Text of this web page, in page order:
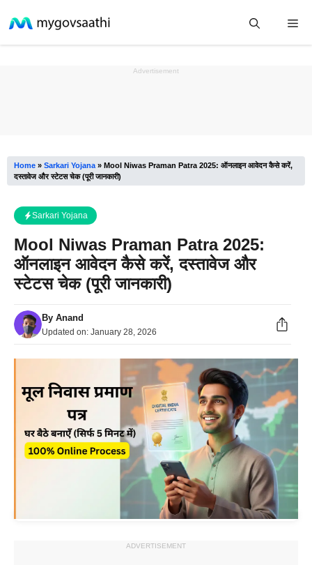
Advertisement
Home » Sarkari Yojana » Mool Niwas Praman Patra 2025: ऑनलाइन आवेदन कैसे करें,
दस्तावेज और स्टेटस चेक (पूरी जानकारी)
Sarkari Yojana
Mool Niwas Praman Patra 2025:
ऑनलाइन आवेदन कैसे करें, दस्तावेज और
स्टेटस चेक (पूरी जानकारी)
By Anand
Updated on: January 28, 2026
ADVERTISEMENT